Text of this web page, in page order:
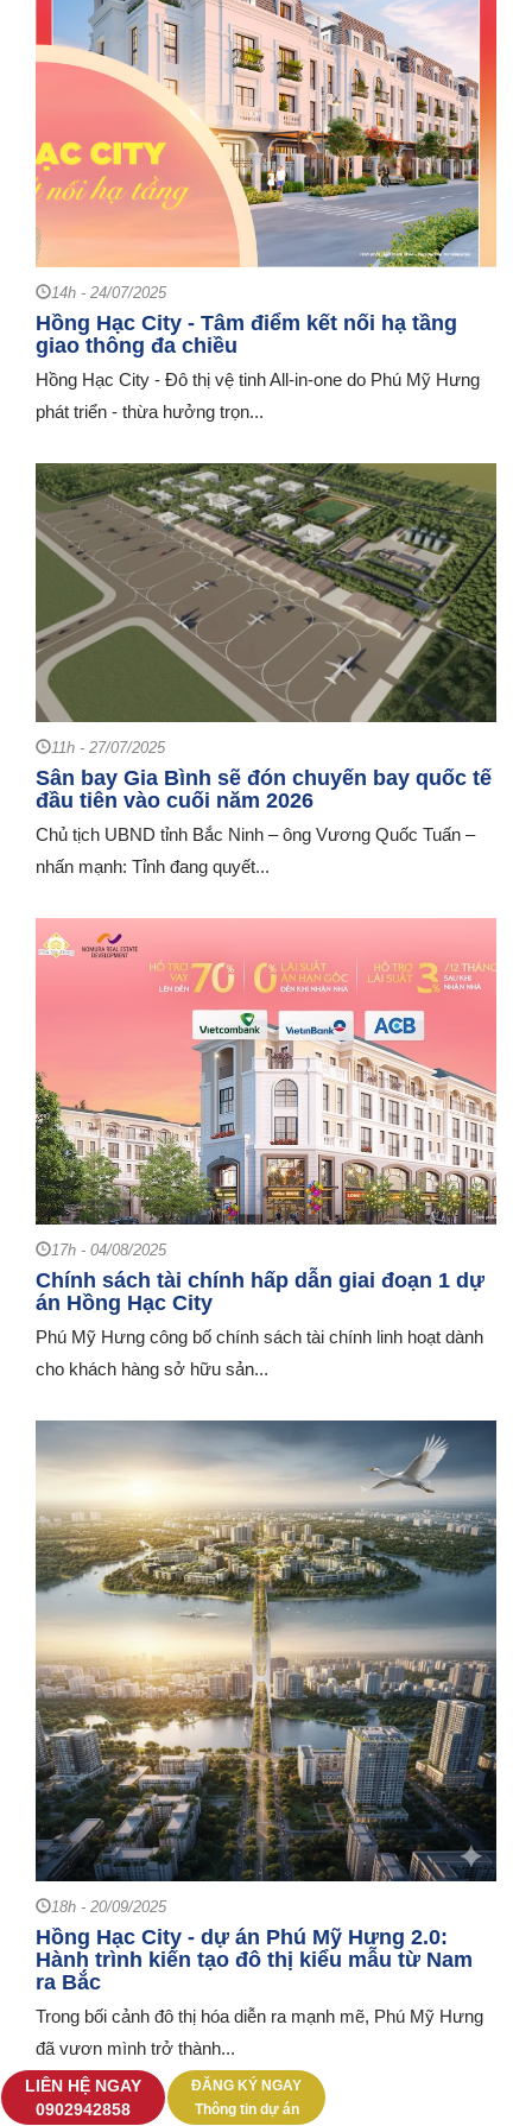
14h - 24/07/2025
Hồng Hạc City - Tâm điểm kết nối hạ tầng
giao thông đa chiều
Hồng Hạc City - Đô thị vệ tinh All-in-one do Phú Mỹ Hưng
phát triển - thừa hưởng trọn...
11h - 27/07/2025
Sân bay Gia Bình sẽ đón chuyến bay quốc tế
đầu tiên vào cuối năm 2026
Chủ tịch UBND tỉnh Bắc Ninh – ông Vương Quốc Tuấn –
nhấn mạnh: Tỉnh đang quyết...
17h - 04/08/2025
Chính sách tài chính hấp dẫn giai đoạn 1 dự
án Hồng Hạc City
Phú Mỹ Hưng công bố chính sách tài chính linh hoạt dành
cho khách hàng sở hữu sản...
18h - 20/09/2025
Hồng Hạc City - dự án Phú Mỹ Hưng 2.0:
Hành trình kiến tạo đô thị kiểu mẫu từ Nam
ra Bắc
Trong bối cảnh đô thị hóa diễn ra mạnh mẽ, Phú Mỹ Hưng
đã vươn mình trở thành...
LIÊN HỆ NGAY
‭0902942858‬
ĐĂNG KÝ NGAY
Thông tin dự án